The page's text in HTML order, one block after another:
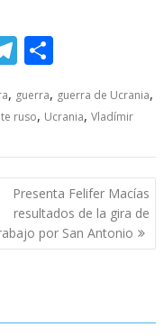
T
e
a
m
ar
, guerra, guerra de Ucrania,
ruso, Ucrania,Vladímir
Presenta Felifer Macías
resultados de la gira de
por San Antonio